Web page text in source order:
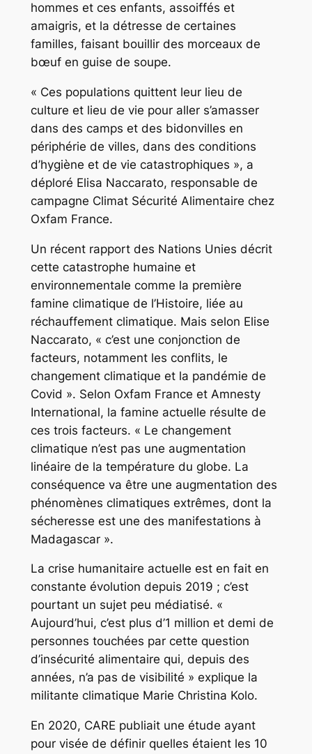
hommes et ces enfants, assoiffés et
amaigris, et la détresse de certaines
familles, faisant bouillir des morceaux de
bœuf en guise de soupe.
« Ces populations quittent leur lieu de
culture et lieu de vie pour aller s’amasser
dans des camps et des bidonvilles en
périphérie de villes, dans des conditions
d’hygiène et de vie catastrophiques », a
déploré Elisa Naccarato, responsable de
campagne Climat Sécurité Alimentaire chez
Oxfam France.
Un récent rapport des Nations Unies décrit
cette catastrophe humaine et
environnementale comme la première
famine climatique de l’Histoire, liée au
réchauffement climatique. Mais selon Elise
Naccarato, « c’est une conjonction de
facteurs, notamment les conflits, le
changement climatique et la pandémie de
Covid ». Selon Oxfam France et Amnesty
International, la famine actuelle résulte de
ces trois facteurs. « Le changement
climatique n’est pas une augmentation
linéaire de la température du globe. La
conséquence va être une augmentation des
phénomènes climatiques extrêmes, dont la
sécheresse est une des manifestations à
Madagascar ».
La crise humanitaire actuelle est en fait en
constante évolution depuis 2019 ; c’est
pourtant un sujet peu médiatisé. «
Aujourd’hui, c’est plus d’1 million et demi de
personnes touchées par cette question
d’insécurité alimentaire qui, depuis des
années, n’a pas de visibilité » explique la
militante climatique Marie Christina Kolo.
En 2020, CARE publiait une étude ayant
pour visée de définir quelles étaient les 10